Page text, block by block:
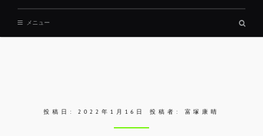
メニュー
投稿日:2022年1月16日 投稿者: 富塚康晴